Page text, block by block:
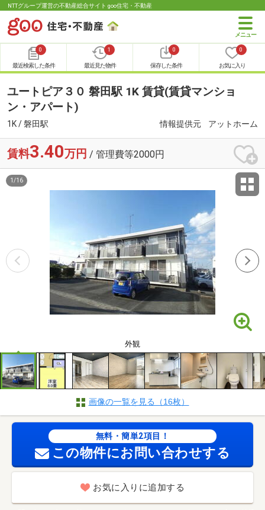
NTTグループ運営の不動産総合サイト goo住宅・不動産
0
最近検索した条件
1
最近見た物件
0
保存した条件
0
お気に入り
ユートピア３０ 磐田駅 1K 賃貸(賃貸マンショ
ン・アパート)
1K / 磐田駅 情報提供元 アットホーム
賃料3.40万円 / 管理費等2000円
外観
1 /16
画像の一覧を見る（16枚）
無料・簡単2項目！
この物件にお問い合わせする
お気に入りに追加する